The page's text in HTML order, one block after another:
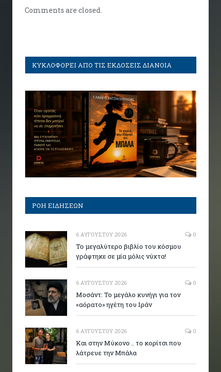
Comments are closed.
ΚΥΚΛΟΦΟΡΕΙ ΑΠΟ ΤΙΣ ΕΚΔΟΣΕΙΣ ΔΙΑΝΟΙΑ
ΡΟΗ ΕΙΔΗΣΕΩΝ
6 ΑΥΓΟΎΣΤΟΥ 2026 0
Το μεγαλύτερο βιβλίο του κόσμου
γράφτηκε σε μία μόλις νύχτα!
6 ΑΥΓΟΎΣΤΟΥ 2026 0
Μοσάντ: Το μεγάλο κυνήγι για τον
«αόρατο» ηγέτη του Ιράν
6 ΑΥΓΟΎΣΤΟΥ 2026 0
Και στην Μύκονο .. το κορίτσι που
λάτρευε την Μπάλα